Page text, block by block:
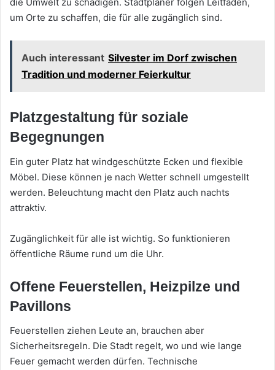
um Orte zu schaffen, die für alle zugänglich sind.
Auch interessant Silvester im Dorf zwischen
Tradition und moderner Feierkultur
Platzgestaltung für soziale
Begegnungen
Ein guter Platz hat windgeschützte Ecken und flexible
Möbel. Diese können je nach Wetter schnell umgestellt
werden. Beleuchtung macht den Platz auch nachts
attraktiv.
Zugänglichkeit für alle ist wichtig. So funktionieren
öffentliche Räume rund um die Uhr.
Offene Feuerstellen, Heizpilze und
Pavillons
Feuerstellen ziehen Leute an, brauchen aber
Sicherheitsregeln. Die Stadt regelt, wo und wie lange
Feuer gemacht werden dürfen. Technische